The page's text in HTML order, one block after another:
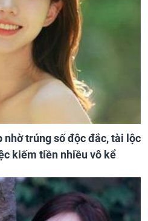
nhờ trúng số độc đắc, tài lộc
kiếm tiền nhiều vô kể